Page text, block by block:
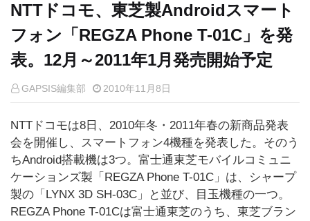
NTTドコモ、東芝製Androidスマート
フォン「REGZA Phone T-01C」を発
表。12月～2011年1月発売開始予定
GAPSIS編集部 2010年11月8日
NTTドコモは8日、2010年冬・2011年春の新商品発表
会を開催し、スマートフォン4機種を発表した。そのう
ちAndroid搭載機は3つ。富士通東芝モバイルコミュニ
ケーションズ製「REGZA Phone T-01C」は、シャープ
製の「LYNX 3D SH-03C」と並び、目玉機種の一つ。
REGZA Phone T-01Cは富士通東芝のうち、東芝ブラン